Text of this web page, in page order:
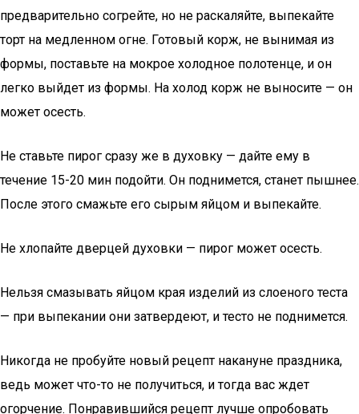
предварительно согрейте, но не раскаляйте, выпекайте
торт на медленном огне. Готовый корж, не вынимая из
формы, поставьте на мокрое холодное полотенце, и он
легко выйдет из формы. На холод корж не выносите — он
может осесть.
Не ставьте пирог сразу же в духовку — дайте ему в
течение 15-20 мин подойти. Он поднимется, станет пышнее.
После этого смажьте его сырым яйцом и выпекайте.
Не хлопайте дверцей духовки — пирог может осесть.
Нельзя смазывать яйцом края изделий из слоеного теста
— при выпекании они затвердеют, и тесто не поднимется.
Никогда не пробуйте новый рецепт накануне праздника,
ведь может что-то не получиться, и тогда вас ждет
огорчение. Понравившийся рецепт лучше опробовать